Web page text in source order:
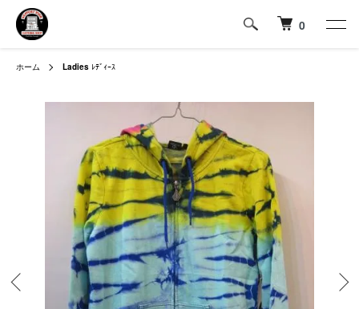
0
ホーム Ladies ﾚﾃﾞｨｰｽ